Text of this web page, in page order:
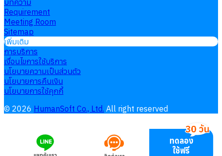
บทความ
Requirement
Meeting Room
Sitemap
เพิ่มเติม
การบริการ
เงื่อนไขการใช้บริการ
นโยบายความเป็นส่วนตัว
นโยบายการคืนเงิน
นโยบายการใช้คุกกี้
© 2026 HumanSoft Co., Ltd. All right reserved
ทดลอง
ใช้ฟรี